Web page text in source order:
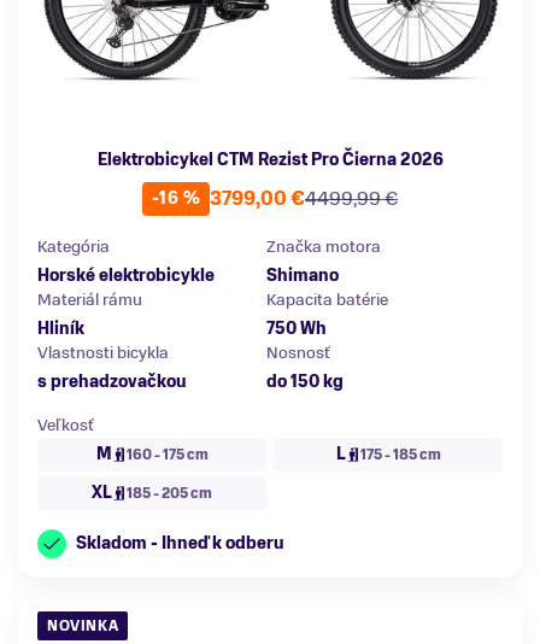
Elektrobicykel CTM Rezist Pro Čierna 2026
-16 %
4499,99 €
3799,00 €
Kategória
Horské elektrobicykle
Značka motora
Shimano
Materiál rámu
Hliník
Kapacita batérie
750 Wh
Vlastnosti bicykla
s prehadzovačkou
Nosnosť
do 150 kg
Veľkosť
M
160 - 175 cm L 175 - 185 cm
XL 185 - 205 cm
Skladom - Ihneď k odberu
NOVINKA